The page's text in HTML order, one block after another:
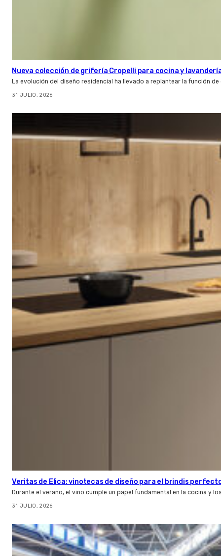
Nueva colección de grifería Cropelli para cocina y
La evolución del diseño residencial ha llevado a replantear la función
31 JULIO, 2026
Veritas de Elica: vinotecas de diseño para el brindis
Durante el verano, el vino cumple un papel fundamental en la cocina y
31 JULIO, 2026